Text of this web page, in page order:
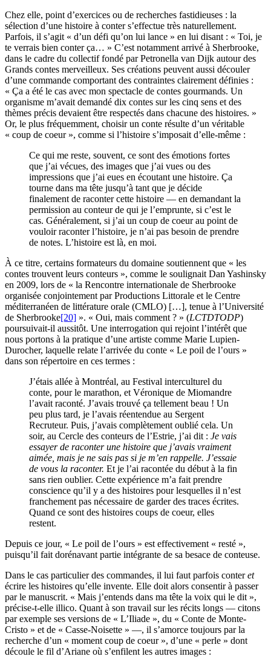
Chez elle, point d’exercices ou de recherches fastidieuses : la
sélection d’une histoire à conter s’effectue très naturellement.
Parfois, il s’agit « d’un défi qu’on lui lance » en lui disant : « Toi, je
te verrais bien conter ça… » C’est notamment arrivé à Sherbrooke,
dans le cadre du collectif fondé par Petronella van Dijk autour des
Grands contes merveilleux. Ses créations peuvent aussi découler
d’une commande comportant des contraintes clairement définies :
« Ça a été le cas avec mon spectacle de contes gourmands. Un
organisme m’avait demandé dix contes sur les cinq sens et des
thèmes précis devaient être respectés dans chacune des histoires. »
Or, le plus fréquemment, choisir un conte résulte d’un véritable
« coup de coeur », comme si l’histoire s’imposait d’elle-même :
Ce qui me reste, souvent, ce sont des émotions fortes
que j’ai vécues, des images que j’ai vues ou des
impressions que j’ai eues en écoutant une histoire. Ça
tourne dans ma tête jusqu’à tant que je décide
finalement de raconter cette histoire — en demandant la
permission au conteur de qui je l’emprunte, si c’est le
cas. Généralement, si j’ai un coup de coeur au point de
vouloir raconter l’histoire, je n’ai pas besoin de prendre
de notes. L’histoire est là, en moi.
À ce titre, certains formateurs du domaine soutiennent que « les
contes trouvent leurs conteurs », comme le soulignait Dan Yashinsky
en 2009, lors de « la Rencontre internationale de Sherbrooke
organisée conjointement par Productions Littorale et le Centre
méditerranéen de littérature orale (CMLO) […], tenue à l’Université
de Sherbrooke[20] ». « Oui, mais comment ? » (LCTDTODP)
poursuivait-il aussitôt. Une interrogation qui rejoint l’intérêt que
nous portons à la pratique d’une artiste comme Marie Lupien-
Durocher, laquelle relate l’arrivée du conte « Le poil de l’ours »
dans son répertoire en ces termes :
J’étais allée à Montréal, au Festival interculturel du
conte, pour le marathon, et Véronique de Miomandre
l’avait raconté. J’avais trouvé ça tellement beau ! Un
peu plus tard, je l’avais réentendue au Sergent
Recruteur. Puis, j’avais complètement oublié cela. Un
soir, au Cercle des conteurs de l’Estrie, j’ai dit : Je vais
essayer de raconter une histoire que j’avais vraiment
aimée, mais je ne sais pas si je m’en rappelle. J’essaie
de vous la raconter. Et je l’ai racontée du début à la fin
sans rien oublier. Cette expérience m’a fait prendre
conscience qu’il y a des histoires pour lesquelles il n’est
franchement pas nécessaire de garder des traces écrites.
Quand ce sont des histoires coups de coeur, elles
restent.
Depuis ce jour, « Le poil de l’ours » est effectivement « resté »,
puisqu’il fait dorénavant partie intégrante de sa besace de conteuse.
Dans le cas particulier des commandes, il lui faut parfois conteret
écrire les histoires qu’elle invente. Elle doit alors consentir à passer
par le manuscrit. « Mais j’entends dans ma tête la voix qui le dit »,
précise-t-elle illico. Quant à son travail sur les récits longs — citons
par exemple ses versions de « L’Iliade », du « Conte de Monte-
Cristo » et de « Casse-Noisette » —, il s’amorce toujours par la
recherche d’un « moment coup de coeur », d’une « perle » dont
découle le fil d’Ariane où s’enfilent les autres images :